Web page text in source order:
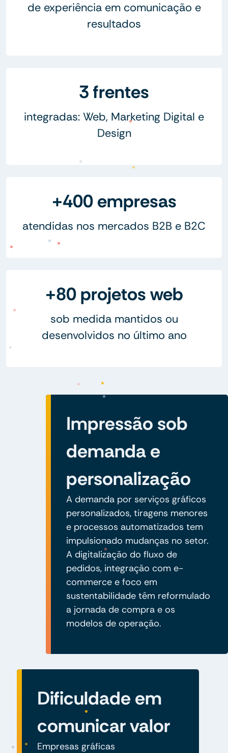
de experiência em comunicação e
resultados
3 frentes
integradas: Web, Marketing Digital e
Design
+400 empresas
atendidas nos mercados B2B e B2C
+80 projetos web
sob medida mantidos ou
desenvolvidos no último ano
Impressão sob
demanda e
personalização
A demanda por serviços gráficos
personalizados, tiragens menores
e processos automatizados tem
impulsionado mudanças no setor.
A digitalização do fluxo de
pedidos, integração com e-
commerce e foco em
sustentabilidade têm reformulado
a jornada de compra e os
modelos de operação.
Dificuldade em
comunicar valor
Empresas gráficas